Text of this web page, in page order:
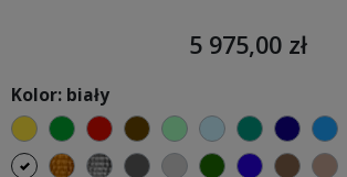
5 975,00 zł
Kolor: biały
żółtyzielonyczerwonyczekoladowy
miętowybłękitnyturkusowy
białyzłotysrebrnyciemno szary
jasnoszarybutelkowa
ciemno